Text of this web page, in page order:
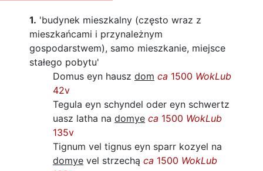
1. 'budynek mieszkalny (często wraz z
mieszkańcami i przynależnym
gospodarstwem), samo mieszkanie, miejsce
stałego pobytu'
Domus eyn hausz dom ca 1500 WokLub
42v
Tegula eyn schyndel oder eyn schwertz
uasz latha na domye ca 1500 WokLub
135v
Tignum vel tignus eyn sparr kozyel na
domye vel strzechą ca 1500 WokLub